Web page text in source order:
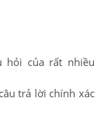
của rất nhiều
trả lời chính xác